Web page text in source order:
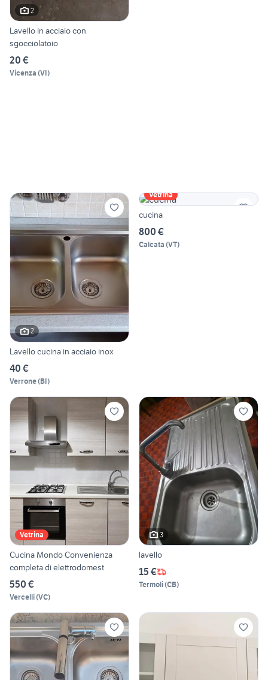
2
Lavello in acciaio con
sgocciolatoio
20 €
Vicenza (VI)
2
Lavello cucina in acciaio inox
40 €
Verrone(BI)
Vetrina
cucina
800 €
Calcata (VT)
Vetrina
Cucina Mondo Convenienza
completa di elettrodomest
550 €
Vercelli(VC)
3
lavello
15 €
Termoli(CB)